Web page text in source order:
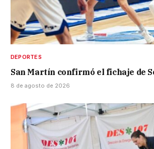
DEPORTES
San Martín confirmó el fichaje de
8 de agosto de 2026